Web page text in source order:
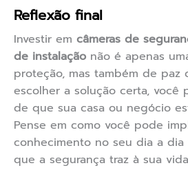
Reflexão final
Investir em câmeras de
de instalação não é apenas
proteção, mas também de paz
escolher a solução certa, você
de que sua casa ou negócio
Pense em como você pode
conhecimento no seu dia a
que a segurança traz à sua